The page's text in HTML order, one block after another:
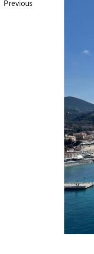
Previous